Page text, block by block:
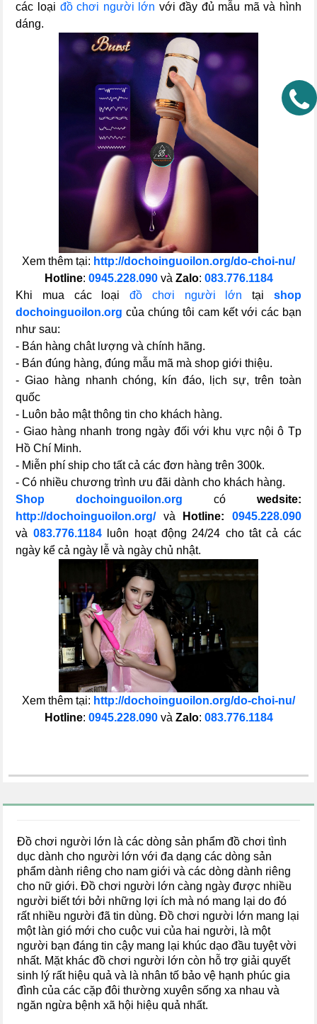
các loại đồ chơi người lớn với đầy đủ mẫu mã và hình
dáng.
Xem thêm tại: http://dochoinguoilon.org/do-choi-nu/
Hotline: 0945.228.090và Zalo: 083.776.1184
Khi mua các loạiđồ chơi người lớn tại shop
dochoinguoilon.org của chúng tôi cam kết với các bạn
như sau:
- Bán hàng chât lượng và chính hãng.
- Bán đúng hàng, đúng mẫu mã mà shop giới thiệu.
- Giao hàng nhanh chóng, kín đáo, lịch sự, trên toàn
quốc
- Luôn bảo mật thông tin cho khách hàng.
- Giao hàng nhanh trong ngày đối với khu vực nội ô Tp
Hồ Chí Minh.
- Miễn phí ship cho tất cả các đơn hàng trên 300k.
- Có nhiều chương trình ưu đãi dành cho khách hàng.
Shop dochoinguoilon.org có wedsite:
http://dochoinguoilon.org/và Hotline: 0945.228.090
và 083.776.1184luôn hoạt động 24/24 cho tât cả các
ngày kể cả ngày lễ và ngày chủ nhật.
Xem thêm tại: http://dochoinguoilon.org/do-choi-nu/
Hotline: 0945.228.090và Zalo: 083.776.1184
Đồ chơi người lớn là các dòng sản phẩm đồ chơi tình
dục dành cho người lớn với đa dạng các dòng sản
phẩm dành riêng cho nam giới và các dòng dành riêng
cho nữ giới. Đồ chơi người lớn càng ngày được nhiều
người biết tới bởi những lợi ích mà nó mang lại do đó
rất nhiều người đã tin dùng. Đồ chơi người lớn mang lại
một làn gió mới cho cuộc vui của hai người, là một
người bạn đáng tin cậy mang lại khúc dạo đầu tuyệt vời
nhất. Mặt khác đồ chơi người lớn còn hỗ trợ giải quyết
sinh lý rất hiệu quả và là nhân tố bảo vệ hạnh phúc gia
đình của các cặp đôi thường xuyên sống xa nhau và
ngăn ngừa bệnh xã hội hiệu quả nhất.